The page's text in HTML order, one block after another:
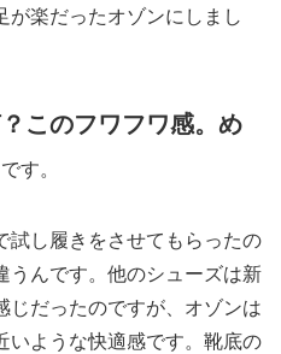
が楽だったオゾンにしまし
？このフワフワ感。め
です。
試し履きをさせてもらったの
うんです。他のシューズは新
じだったのですが、オゾンは
いような快適感です。靴底の